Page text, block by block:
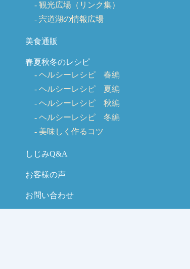
観光広場（リンク集）
宍道湖の情報広場
美食通販
春夏秋冬のレシピ
ヘルシーレシピ 春編
ヘルシーレシピ 夏編
ヘルシーレシピ 秋編
ヘルシーレシピ 冬編
美味しく作るコツ
しじみQ&A
お客様の声
お問い合わせ